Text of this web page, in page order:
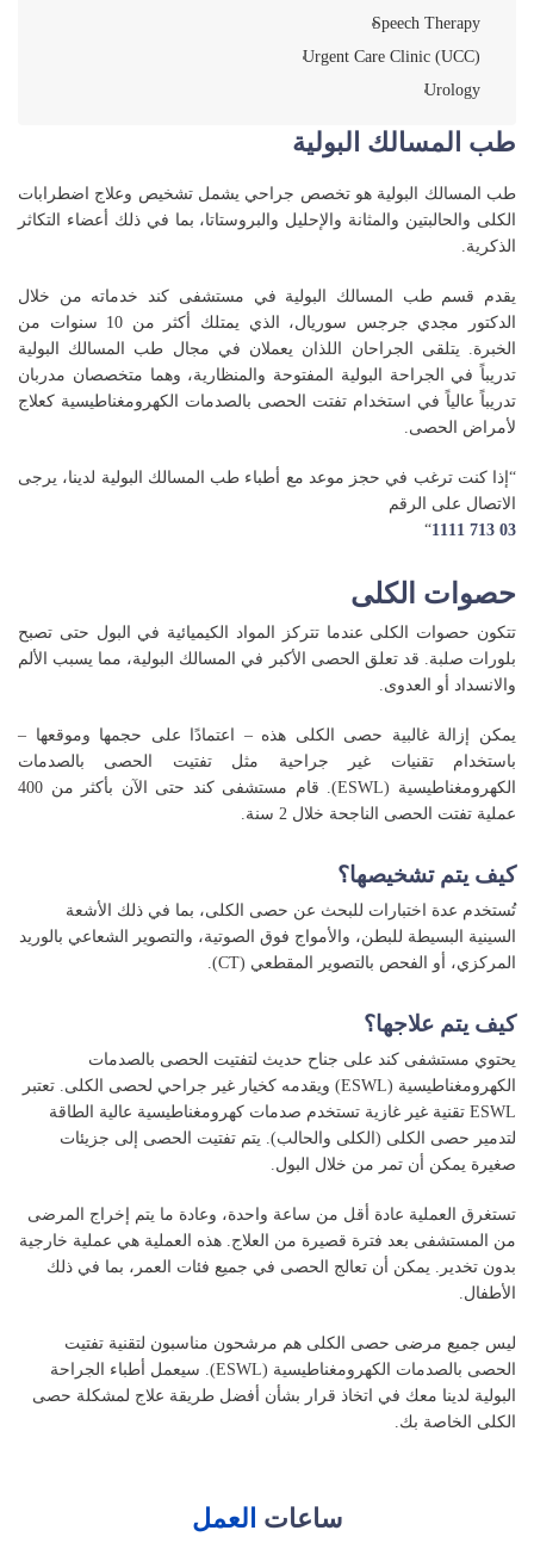
Speech Therapy
Urgent Care Clinic (UCC)
Urology
طب المسالك البولية
طب المسالك البولية هو تخصص جراحي يشمل تشخيص وعلاج اضطرابات
الكلى والحالبتين والمثانة والإحليل والبروستاتا، بما في ذلك أعضاء التكاثر
الذكرية.
يقدم قسم طب المسالك البولية في مستشفى كند خدماته من خلال
الدكتور مجدي جرجس سوريال، الذي يمتلك أكثر من 10 سنوات من
الخبرة. يتلقى الجراحان اللذان يعملان في مجال طب المسالك البولية
تدريباً في الجراحة البولية المفتوحة والمنظارية، وهما متخصصان مدربان
تدريباً عالياً في استخدام تفتت الحصى بالصدمات الكهرومغناطيسية كعلاج
لأمراض الحصى.
“إذا كنت ترغب في حجز موعد مع أطباء طب المسالك البولية لدينا، يرجى
الاتصال على الرقم
03 713 1111
“
حصوات الكلى
تتكون حصوات الكلى عندما تتركز المواد الكيميائية في البول حتى تصبح
بلورات صلبة. قد تعلق الحصى الأكبر في المسالك البولية، مما يسبب الألم
والانسداد أو العدوى.
يمكن إزالة غالبية حصى الكلى هذه – اعتمادًا على حجمها وموقعها –
باستخدام تقنيات غير جراحية مثل تفتيت الحصى بالصدمات
الكهرومغناطيسية (ESWL). قام مستشفى كند حتى الآن بأكثر من 400
عملية تفتت الحصى الناجحة خلال 2 سنة.
كيف يتم تشخيصها؟
تُستخدم عدة اختبارات للبحث عن حصى الكلى، بما في ذلك الأشعة
السينية البسيطة للبطن، والأمواج فوق الصوتية، والتصوير الشعاعي بالوريد
المركزي، أو الفحص بالتصوير المقطعي (CT).
كيف يتم علاجها؟
يحتوي مستشفى كند على جناح حديث لتفتيت الحصى بالصدمات
الكهرومغناطيسية (ESWL) ويقدمه كخيار غير جراحي لحصى الكلى. تعتبر
ESWL تقنية غير غازية تستخدم صدمات كهرومغناطيسية عالية الطاقة
لتدمير حصى الكلى (الكلى والحالب). يتم تفتيت الحصى إلى جزيئات
صغيرة يمكن أن تمر من خلال البول.
تستغرق العملية عادة أقل من ساعة واحدة، وعادة ما يتم إخراج المرضى
من المستشفى بعد فترة قصيرة من العلاج. هذه العملية هي عملية خارجية
بدون تخدير. يمكن أن تعالج الحصى في جميع فئات العمر، بما في ذلك
الأطفال.
ليس جميع مرضى حصى الكلى هم مرشحون مناسبون لتقنية تفتيت
الحصى بالصدمات الكهرومغناطيسية (ESWL). سيعمل أطباء الجراحة
البولية لدينا معك في اتخاذ قرار بشأن أفضل طريقة علاج لمشكلة حصى
الكلى الخاصة بك.
ساعات العمل